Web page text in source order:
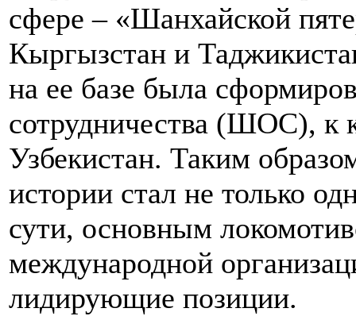
сфере – «Шанхайской
Кыргызстан и
на ее базе была
сотрудничества (ШОС), к
Узбекистан. Таким
истории стал не только
сути, основным
международной
лидирующие позиции.